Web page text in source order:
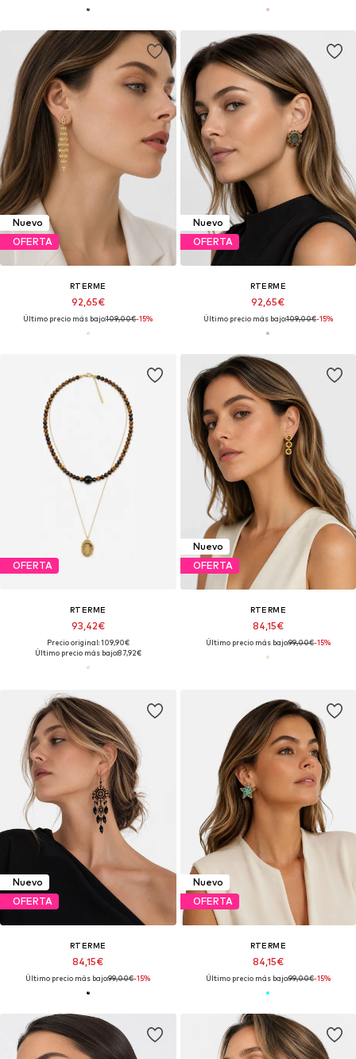
Nuevo
OFERTA
RTERME
92,65€
Último precio más bajo:109,00€-15%
Nuevo
OFERTA
RTERME
92,65€
Último precio más bajo:109,00€-15%
OFERTA
RTERME
93,42€
Precio original: 109,90€
Último precio más bajo:87,92€
Nuevo
OFERTA
RTERME
84,15€
Último precio más bajo:99,00€-15%
Nuevo
OFERTA
RTERME
84,15€
Último precio más bajo:99,00€-15%
Nuevo
OFERTA
RTERME
84,15€
Último precio más bajo:99,00€-15%